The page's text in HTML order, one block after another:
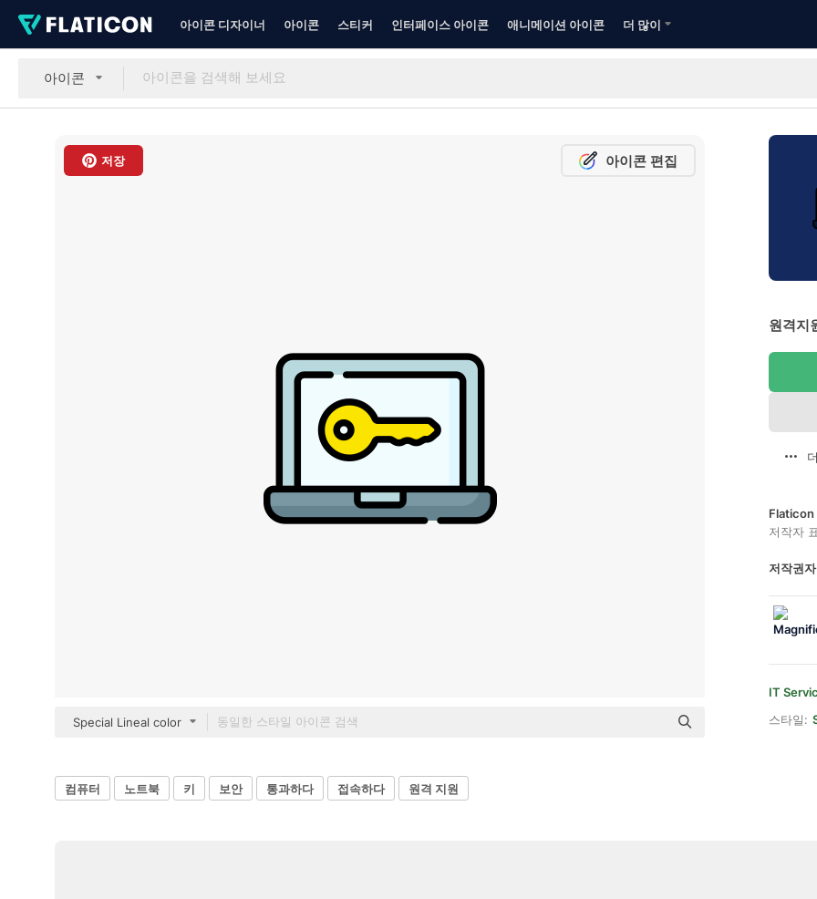
아이콘 디자이너 아이콘 스티커 인터페이스 아이콘 애니메이션 아이콘 더 많이
아이콘
저장 아이콘 편집
Special Lineal color
원격지
Flaticon
저작자
저작권
IT
스타일:
컴퓨터 노트북 키 보안 통과하다 접속하다 원격 지원